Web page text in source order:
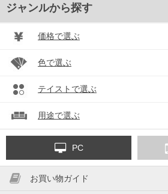
ジャンルから探す
価格で選ぶ
色で選ぶ
テイストで選ぶ
用途で選ぶ
PC
お買い物ガイド